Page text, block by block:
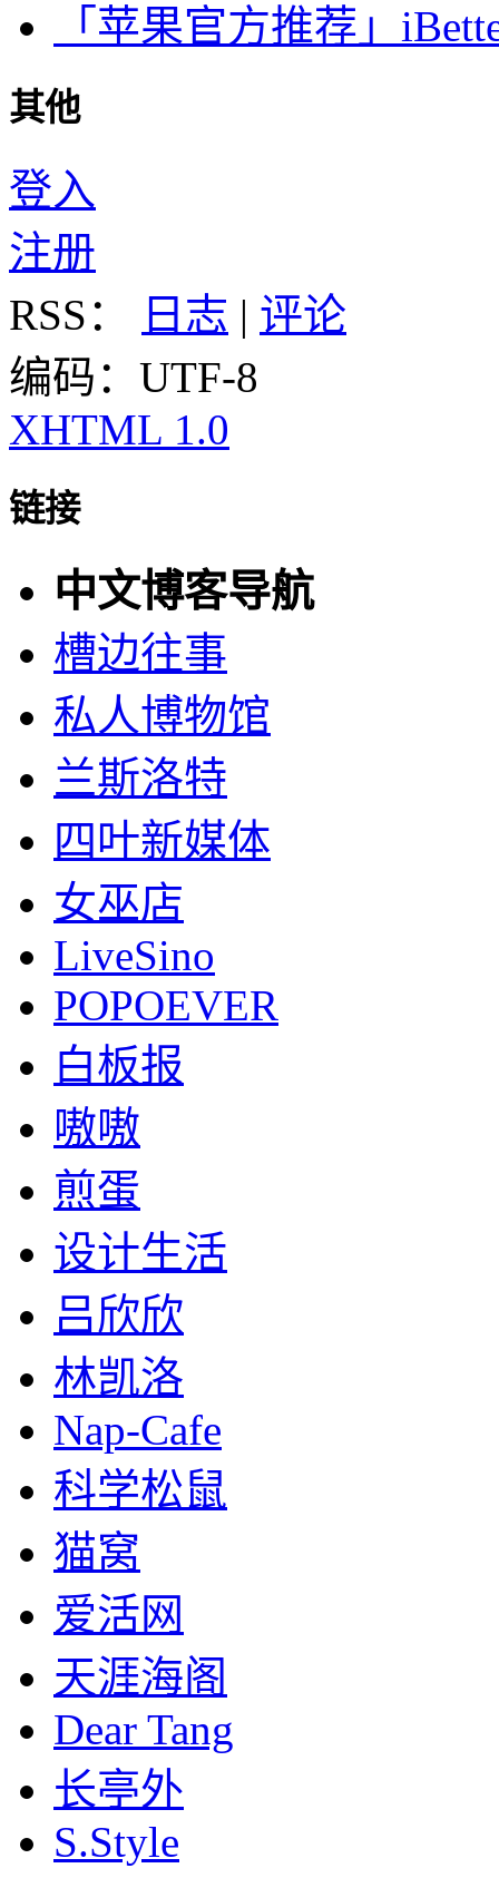
「苹果官方推荐」
其他
登入
注册
RSS：
日志 | 评论
编码：UTF-8
XHTML 1.0
链接
中文博客导航
槽边往事
私人博物馆
兰斯洛特
四叶新媒体
女巫店
LiveSino
POPOEVER
白板报
嗷嗷
煎蛋
设计生活
吕欣欣
林凯洛
Nap-Cafe
科学松鼠
猫窝
爱活网
天涯海阁
Dear Tang
长亭外
S.Style